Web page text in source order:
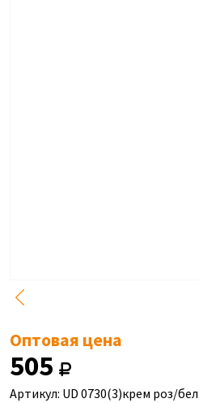
Оптовая цена
505
Артикул: UD 0730(3)крем роз/бел